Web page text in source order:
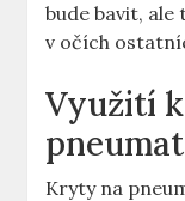
bude bavit, ale
v očích
Využití
Kryty na